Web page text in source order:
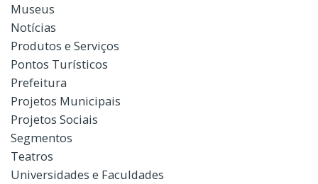
Museus
Notícias
Produtos e Serviços
Pontos Turísticos
Prefeitura
Projetos Municipais
Projetos Sociais
Segmentos
Teatros
Universidades e Faculdades